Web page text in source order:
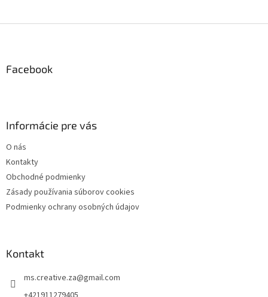
Facebook
Informácie pre vás
O nás
Kontakty
Obchodné podmienky
Zásady používania súborov cookies
Podmienky ochrany osobných údajov
Kontakt
ms.creative.za@gmail.com